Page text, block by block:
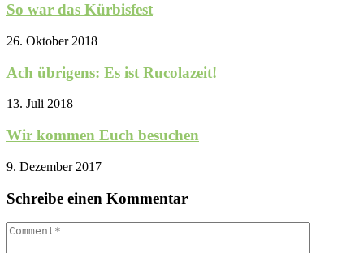
So war das Kürbisfest
26. Oktober 2018
Ach übrigens: Es ist Rucolazeit!
13. Juli 2018
Wir kommen Euch besuchen
9. Dezember 2017
Schreibe einen Kommentar